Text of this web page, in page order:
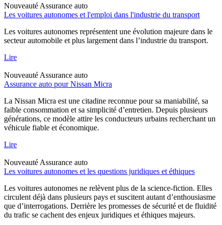
Nouveauté Assurance auto
Les voitures autonomes et l'emploi dans l'industrie du transport
Les voitures autonomes représentent une évolution majeure dans le
secteur automobile et plus largement dans l’industrie du transport.
Lire
Nouveauté Assurance auto
Assurance auto pour Nissan Micra
La Nissan Micra est une citadine reconnue pour sa maniabilité, sa
faible consommation et sa simplicité d’entretien. Depuis plusieurs
générations, ce modèle attire les conducteurs urbains recherchant un
véhicule fiable et économique.
Lire
Nouveauté Assurance auto
Les voitures autonomes et les questions juridiques et éthiques
Les voitures autonomes ne relèvent plus de la science-fiction. Elles
circulent déjà dans plusieurs pays et suscitent autant d’enthousiasme
que d’interrogations. Derrière les promesses de sécurité et de fluidité
du trafic se cachent des enjeux juridiques et éthiques majeurs.